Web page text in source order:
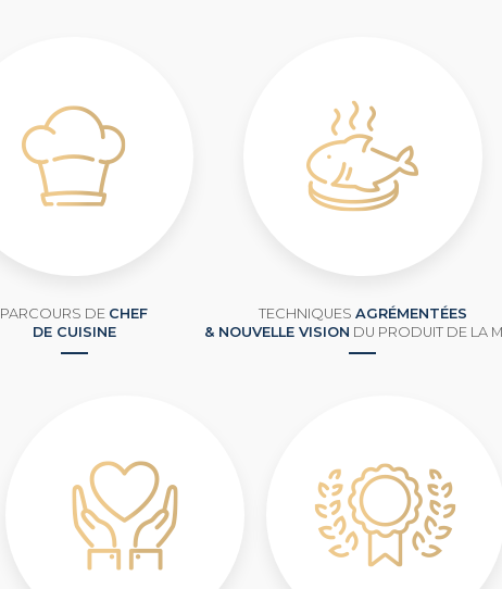
PARCOURS DE CHEF
DE CUISINE
TECHNIQUES AGRÉMENTÉES
& NOUVELLE VISION DU PRODUIT DE LA